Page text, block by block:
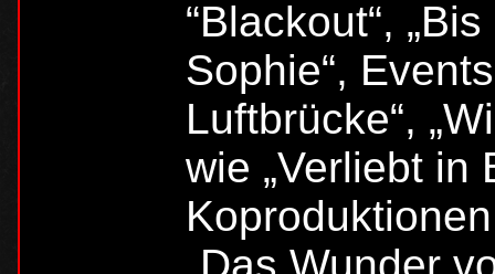
“Blackout“,
Sophie“,
Luftbrücke“,
wie „Verliebt in